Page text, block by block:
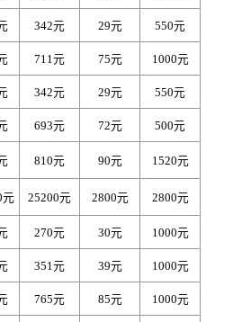
342元 29元
550元
711元 75元
1000元
342元 29元
550元
693元 72元 500元
810元 90元 1520元
元 25200元 2800元
2800元
270元 30元
1000元
351元 39元
1000元
765元 85元 1000元